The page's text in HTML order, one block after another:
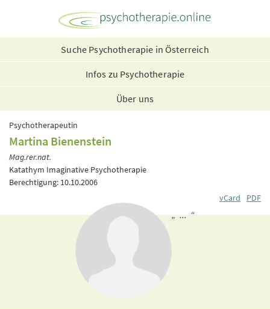
Suche Psychotherapie in Österreich
Infos zu Psychotherapie
Über uns
Psychotherapeutin
Martina Bienenstein
Mag.rer.nat.
Katathym Imaginative Psychotherapie
Berechtigung: 10.10.2006
vCard
PDF
„ ... “